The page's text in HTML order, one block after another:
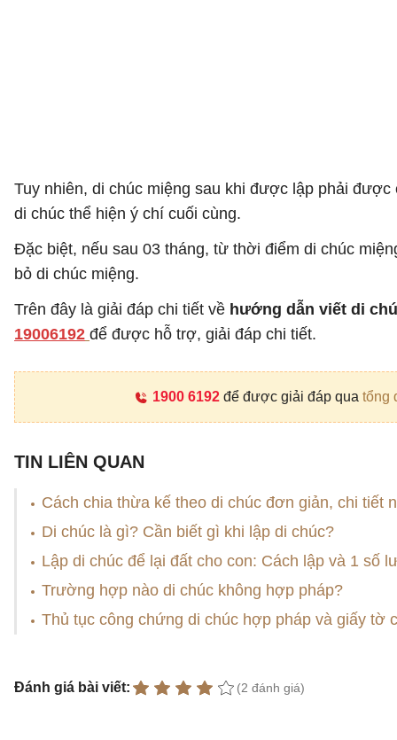
Tuy nhiên, di chúc miệng sau khi được lập phải
di chúc thể hiện ý chí cuối cùng.
Đặc biệt, nếu sau 03 tháng, từ thời điểm di chúc
bỏ di chúc miệng.
Trên đây là giải đáp chi tiết về hướng dẫn viết di
19006192 để được hỗ trợ, giải đáp chi tiết.
1900 6192để được giải đáp qua tổng
TIN LIÊN QUAN
Cách chia thừa kế theo di chúc đơn giản, chi tiết
Di chúc là gì? Cần biết gì khi lập di chúc?
Lập di chúc để lại đất cho con: Cách lập và 1 số
Trường hợp nào di chúc không hợp pháp?
Thủ tục công chứng di chúc hợp pháp và giấy tờ
Đánh giá bài viết: (2 đánh giá)